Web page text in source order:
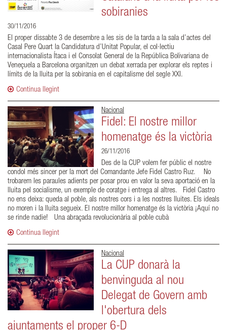
sobiranies
30/11/2016
El proper dissabte 3 de desembre a les sis de la tarda a la sala d’actes del
Casal Pere Quart la Candidatura d’Unitat Popular, el col·lectiu
internacionalista Ítaca i el Consolat General de la República Bolivariana de
Veneçuela a Barcelona organitzen un debat xerrada per explorar els reptes i
límits de la lluita per la sobirania en el capitalisme del segle XXI.
Continua llegint
Nacional
Fidel: El nostre millor
homenatge és la victòria
26/11/2016
Des de la CUP volem fer públic el nostre
condol més sincer per la mort del Comandante Jefe Fidel Castro Ruz. No
trobarem les paraules adients per posar prou en valor la seva aportació en la
lluita pel socialisme, un exemple de coratge i entrega al altres. Fidel Castro
no ens deixa: queda al poble, als nostres cors i a les nostres lluites. Els ideals
no moren i la lluita segueix. El nostre millor homenatge és la victòria ¡Aquí no
se rinde nadie! Una abraçada revolucionària al poble cubà
Continua llegint
Nacional
La CUP donarà la
benvinguda al nou
Delegat de Govern amb
l'obertura dels
ajuntaments el proper 6-D